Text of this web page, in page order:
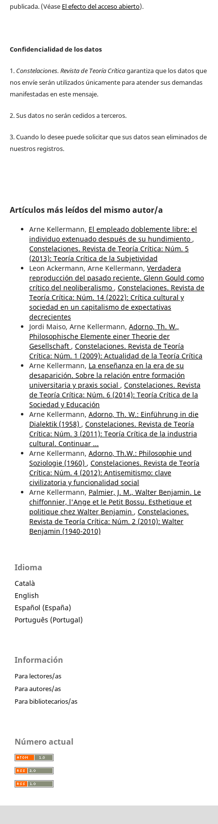
publicada. (Véase El efecto del acceso abierto).
Confidencialidad de los datos
1. Constelaciones. Revista de Teoría Críticagarantiza que los datos que
nos envíe serán utilizados únicamente para atender sus demandas
manifestadas en este mensaje.
2. Sus datos no serán cedidos a terceros.
3. Cuando lo desee puede solicitar que sus datos sean eliminados de
nuestros registros.
Artículos más leídos del mismo autor/a
Arne Kellermann, El empleado doblemente libre: el
individuo extenuado después de su hundimiento ,
Constelaciones. Revista de Teoría Crítica: Núm. 5
(2013): Teoría Crítica de la Subjetividad
Leon Ackermann, Arne Kellermann, Verdadera
reproducción del pasado reciente. Glenn Gould como
crítico del neoliberalismo , Constelaciones. Revista de
Teoría Crítica: Núm. 14 (2022): Crítica cultural y
sociedad en un capitalismo de expectativas
decrecientes
Jordi Maiso, Arne Kellermann, Adorno, Th. W.,
Philosophische Elemente einer Theorie der
Gesellschaft , Constelaciones. Revista de Teoría
Crítica: Núm. 1 (2009): Actualidad de la Teoría Crítica
Arne Kellermann, La enseñanza en la era de su
desaparición. Sobre la relación entre formación
universitaria y praxis social , Constelaciones. Revista
de Teoría Crítica: Núm. 6 (2014): Teoría Crítica de la
Sociedad y Educación
Arne Kellermann, Adorno, Th. W.: Einführung in die
Dialektik (1958) , Constelaciones. Revista de Teoría
Crítica: Núm. 3 (2011): Teoría Crítica de la industria
cultural. Continuar ...
Arne Kellermann, Adorno, Th.W.: Philosophie und
Soziologie (1960) , Constelaciones. Revista de Teoría
Crítica: Núm. 4 (2012): Antisemitismo: clave
civilizatoria y funcionalidad social
Arne Kellermann, Palmier, J. M., Walter Benjamin. Le
chiffonnier, l'Ange et le Petit Bossu. Esthetique et
politique chez Walter Benjamin , Constelaciones.
Revista de Teoría Crítica: Núm. 2 (2010): Walter
Benjamin (1940-2010)
Idioma
Català
English
Español (España)
Português (Portugal)
Información
Para lectores/as
Para autores/as
Para bibliotecarios/as
Número actual